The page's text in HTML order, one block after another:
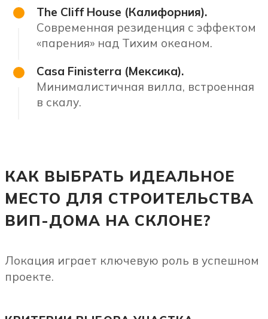
The Cliff House (Калифорния).
Современная резиденция с эффектом
«парения» над Тихим океаном.
Casa Finisterra (Мексика).
Минималистичная вилла, встроенная
в скалу.
КАК ВЫБРАТЬ ИДЕАЛЬНОЕ
МЕСТО ДЛЯ СТРОИТЕЛЬСТВА
ВИП-ДОМА НА СКЛОНЕ?
Локация играет ключевую роль в успешном
проекте.